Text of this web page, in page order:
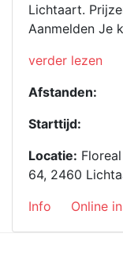
Lichtaart.
Aanmelden Je
“Crossduathlon
verder lezen
Afstanden:
Starttijd:
Locatie:
64, 2460
Info
Online